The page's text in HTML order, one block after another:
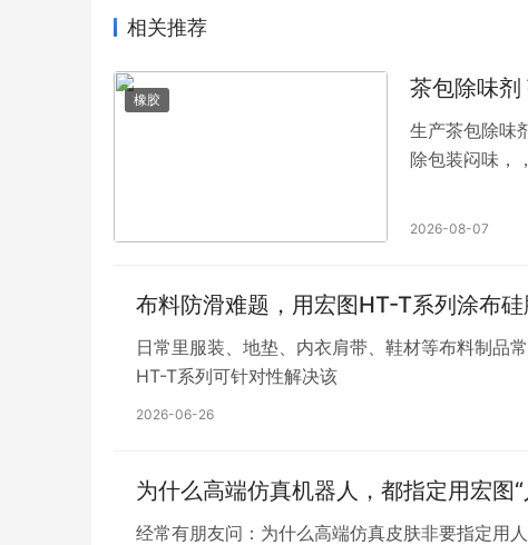
相关推荐
橡胶 茶包除味
生产茶包除味
除包装闷味，
2026-08-07
布料防滑难题，用宏图HT-T系列涂布
日常里服装、地垫、内衣肩带、鞋材等布料制品
HT-T系列可针对性解决该
2026-06-26
为什么高端仿真机器人，都指定用宏图“
经常有朋友问：为什么高端仿真皮肤非要指定用